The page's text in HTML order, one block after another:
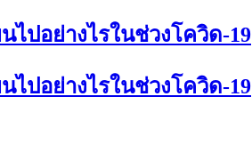
ปอย่างไรในช่วงโควิด-19
ปอย่างไรในช่วงโควิด-19